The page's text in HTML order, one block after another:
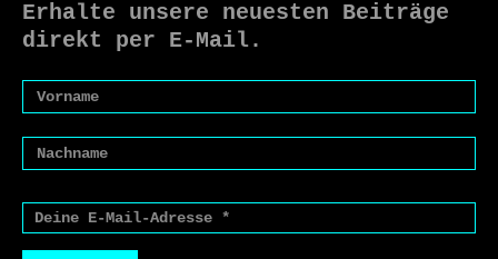
Erhalte unsere neuesten Beiträge
direkt per E-Mail.